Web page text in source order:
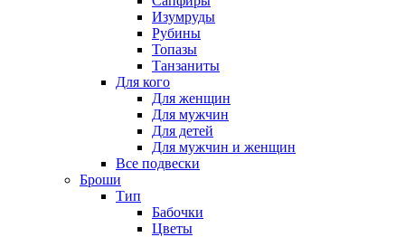
Изумруды
Рубины
Топазы
Танзаниты
Для кого
Для женщин
Для мужчин
Для детей
Для мужчин и женщин
Все подвески
Броши
Тип
Бабочки
Цветы